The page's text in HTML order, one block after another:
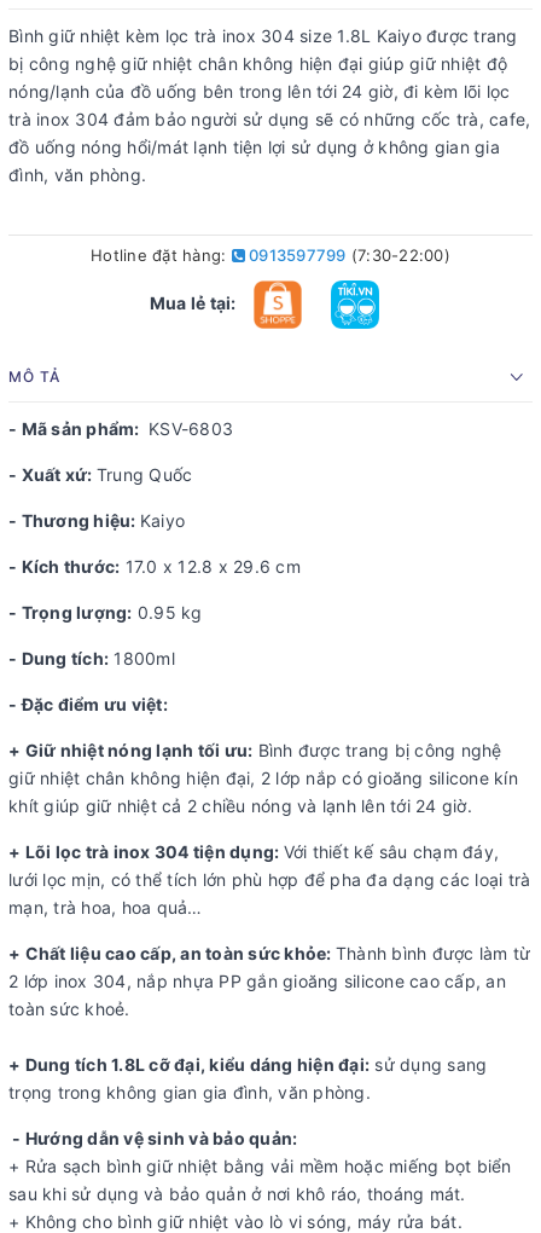
Bình giữ nhiệt kèm lọc trà inox 304 size 1.8L Kaiyo được trang
bị công nghệ giữ nhiệt chân không hiện đại giúp giữ nhiệt độ
nóng/lạnh của đồ uống bên trong lên tới 24 giờ, đi kèm lõi lọc
trà inox 304 đảm bảo người sử dụng sẽ có những cốc trà, cafe,
đồ uống nóng hổi/mát lạnh tiện lợi sử dụng ở không gian gia
đình, văn phòng.
Hotline đặt hàng: 0913597799 (7:30-22:00)
Mua lẻ tại:
MÔ TẢ
- Mã sản phẩm: KSV-6803
- Xuất xứ: Trung Quốc
- Thương hiệu: Kaiyo
- Kích thước: 17.0 x 12.8 x 29.6 cm
- Trọng lượng: 0.95 kg
- Dung tích: 1800ml
- Đặc điểm ưu việt:
+ Giữ nhiệt nóng lạnh tối ưu: Bình được trang bị công nghệ
giữ nhiệt chân không hiện đại, 2 lớp nắp có gioăng silicone kín
khít giúp giữ nhiệt cả 2 chiều nóng và lạnh lên tới 24 giờ.
+ Lõi lọc trà inox 304 tiện dụng: Với thiết kế sâu chạm đáy,
lưới lọc mịn, có thể tích lớn phù hợp để pha đa dạng các loại trà
mạn, trà hoa, hoa quả…
+ Chất liệu cao cấp, an toàn sức khỏe: Thành bình được làm từ
2 lớp inox 304, nắp nhựa PP gắn gioăng silicone cao cấp, an
toàn sức khoẻ.
+ Dung tích 1.8L cỡ đại, kiểu dáng hiện đại: sử dụng sang
trọng trong không gian gia đình, văn phòng.
- Hướng dẫn vệ sinh và bảo quản:
+ Rửa sạch bình giữ nhiệt bằng vải mềm hoặc miếng bọt biển
sau khi sử dụng và bảo quản ở nơi khô ráo, thoáng mát.
+ Không cho bình giữ nhiệt vào lò vi sóng, máy rửa bát.